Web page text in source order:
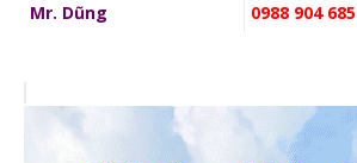
Mr. Dũng 0988 904 685